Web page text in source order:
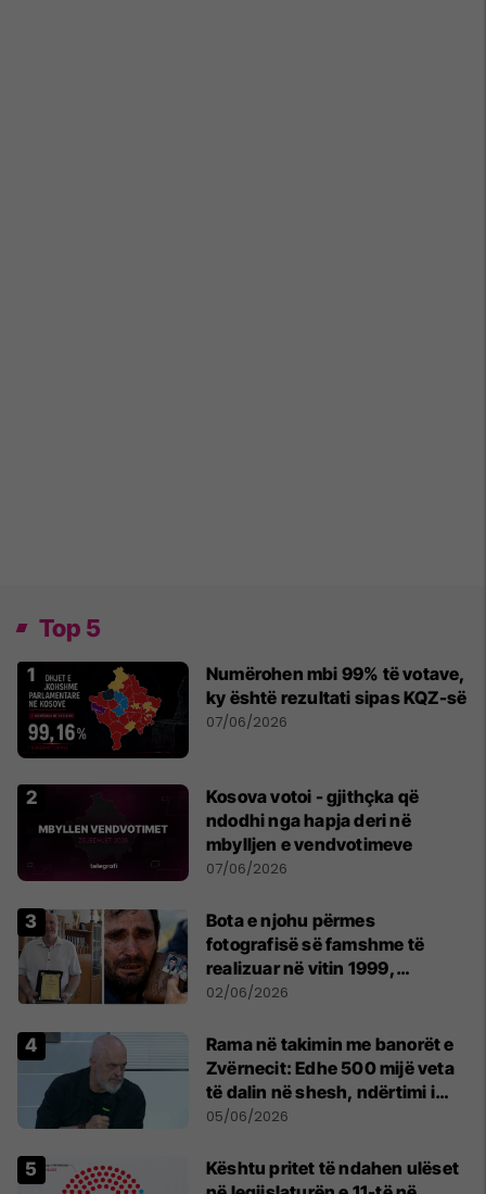
Top 5
Numërohen mbi 99% të votave,
ky është rezultati sipas KQZ-së
07/06/2026
Kosova votoi - gjithçka që
ndodhi nga hapja deri në
mbylljen e vendvotimeve
07/06/2026
Bota e njohu përmes
fotografisë së famshme të
realizuar në vitin 1999,
pensionohet Xajë Mustafa
02/06/2026
Rama në takimin me banorët e
Zvërnecit: Edhe 500 mijë veta
të dalin në shesh, ndërtimi i
resortit nuk anulohet
05/06/2026
Kështu pritet të ndahen ulëset